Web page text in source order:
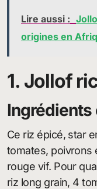
Lire aussi :
origines en
1. Jollof
Ingrédients
Ce riz épicé, star
tomates, poivrons
rouge vif. Pour
riz long grain, 4